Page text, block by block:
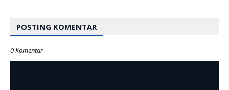
POSTING KOMENTAR
0 Komentar